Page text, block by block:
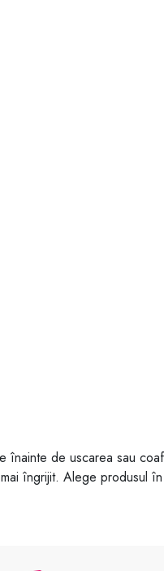
de uscarea sau
îngrijit. Alege produsul